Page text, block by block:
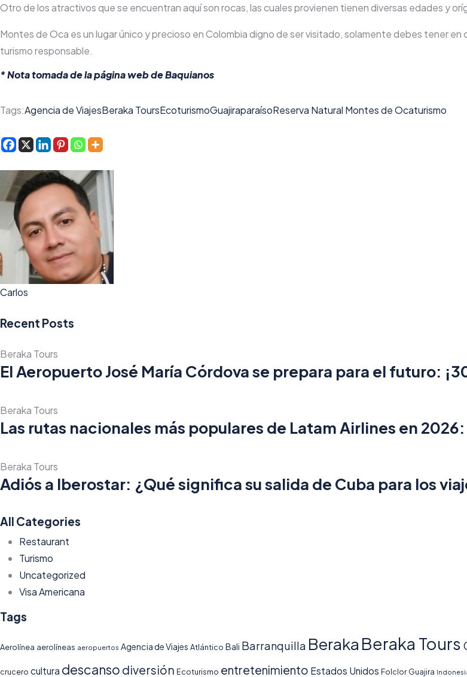
Otro de los atractivos que se encuentran aquí son rocas, las cuales provienen tienen diversas edades y
Montes de Oca es un lugar único y precioso en Colombia digno de ser visitado, solamente debes tener
turismo responsable.
* Nota tomada de la página web deBaquianos
Tags:Agencia de ViajesBeraka ToursEcoturismoGuajiraparaísoReserva Natural Montes de Ocaturismo
Carlos
Recent Posts
Beraka Tours
El Aeropuerto José María Córdova se prepara para el futuro:
Beraka Tours
Las rutas nacionales más populares de Latam Airlines en 2026:
Beraka Tours
Adiós a Iberostar: ¿Qué significa su salida de Cuba para los
All Categories
Restaurant
Turismo
Uncategorized
Visa Americana
Tags
Aerolínea aerolíneas aeropuertos Agencia de Viajes Atlántico Bali Barranquilla Beraka Beraka Tours
crucero cultura descanso diversión Ecoturismo entretenimiento Estados Unidos Folclor Guajira